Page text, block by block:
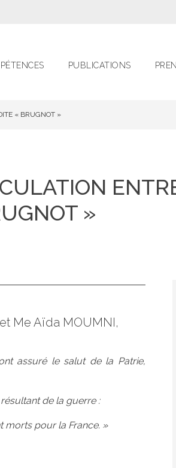
PUBLICATIONS
« BRUGNOT »
»
Me Aïda MOUMNI,
assuré le salut de la Patrie,
de la guerre :
morts pour la France. »